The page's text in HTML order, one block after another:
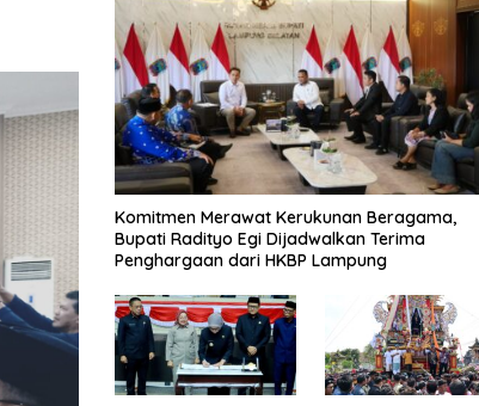
Komitmen Merawat Kerukunan Beragama,
Bupati Radityo Egi Dijadwalkan Terima
Penghargaan dari HKBP Lampung